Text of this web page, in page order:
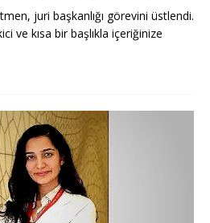
juri başkanlığı görevini üstlendi.
ve kısa bir başlıkla içeriğinize